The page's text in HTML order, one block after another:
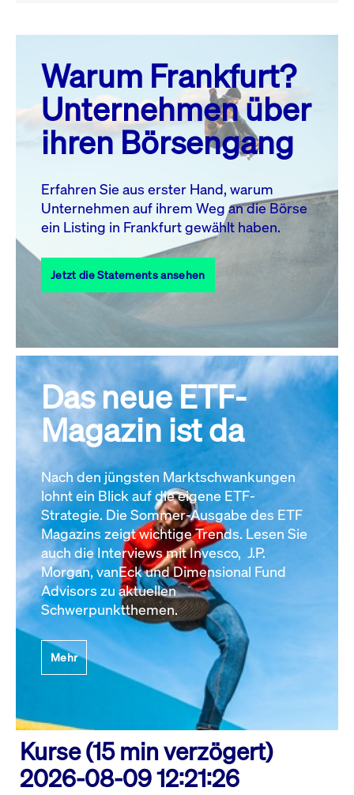
August 26
MO. DI. MI. DO. FR. SA. SO.
1
2
3
4 5 6 7 8
10 11 13 14
17
18 19 20 21 22
23
27 28
31
Alle Events
Warum Frankfurt?
Unternehmen über
ihren Börsengang
Erfahren Sie aus erster Hand, warum
Unternehmen auf ihrem Weg an die Börse
ein Listing in Frankfurt gewählt haben.
Jetzt die Statements ansehen
Das neue ETF-
Magazin ist da
Nach den jüngsten Marktschwankungen
lohnt ein Blick auf die eigene ETF-
Strategie. Die Sommer-Ausgabe des ETF
Magazins zeigt wichtige Trends. Lesen Sie
auch die Interviews mit Invesco, J.P.
Morgan, vanEck und Dimensional Fund
Advisors zu aktuellen
Schwerpunktthemen.
Mehr
Kurse (15 min verzögert)
2026-08-09 12:21:26